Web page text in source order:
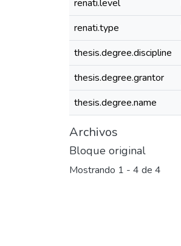
renati.level
renati.type
thesis.degree.discipline
thesis.degree.grantor
thesis.degree.name
Archivos
Bloque original
Mostrando 1 - 4 de 4